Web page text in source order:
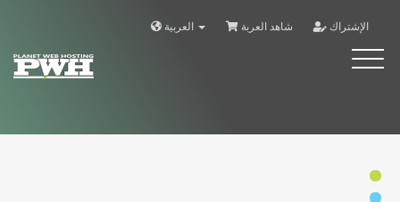
شاهد العربة الإشتراك
Alternar